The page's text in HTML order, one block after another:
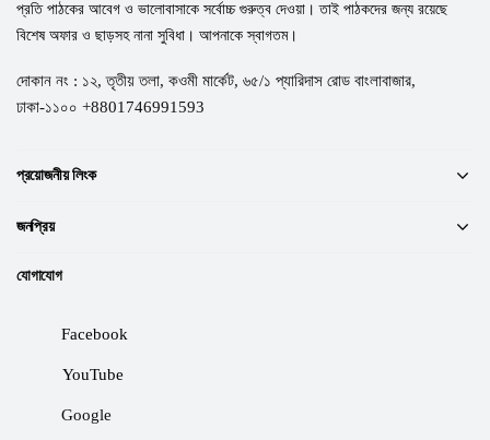
প্রতি পাঠকের আবেগ ও ভালোবাসাকে সর্বোচ্চ গুরুত্ব দেওয়া। তাই পাঠকদের জন্য রয়েছে
বিশেষ অফার ও ছাড়সহ নানা সুবিধা। আপনাকে স্বাগতম।
দোকান নং : ১২, তৃতীয় তলা, কওমী মার্কেট, ৬৫/১ প্যারিদাস রোড বাংলাবাজার,
ঢাকা-১১০০ +8801746991593
প্রয়োজনীয় লিংক
জনপ্রিয়
যোগাযোগ
Facebook
YouTube
Google